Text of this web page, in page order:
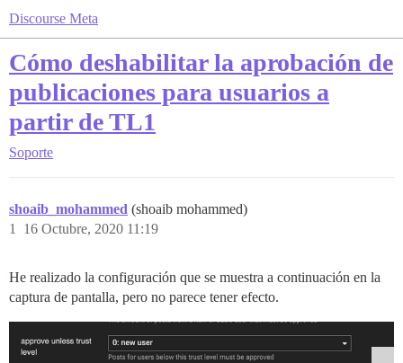
Discourse Meta
Cómo deshabilitar la aprobación de
publicaciones para usuarios a
partir de TL1
Soporte
shoaib_mohammed (shoaib mohammed)
16 Octubre, 2020 11:19
1
He realizado la configuración que se muestra a continuación en la
captura de pantalla, pero no parece tener efecto.